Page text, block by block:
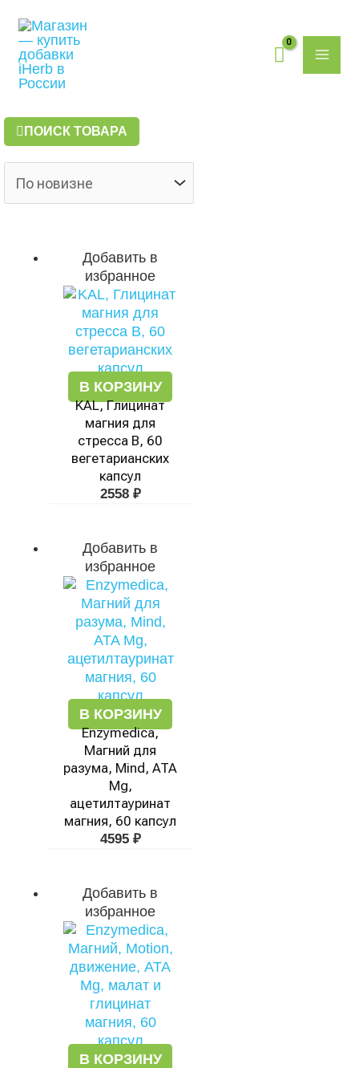
содержимому
ПОИСК ТОВАРА
Добавить в
избранное
В КОРЗИНУ
KAL, Глицинат
магния для
стресса B, 60
вегетарианских
капсул
2558 ₽
Добавить в
избранное
В КОРЗИНУ
Enzymedica,
Магний для
разума, Mind, ATA
Mg,
ацетилтауринат
магния, 60 капсул
4595 ₽
Добавить в
избранное
В КОРЗИНУ
товаров